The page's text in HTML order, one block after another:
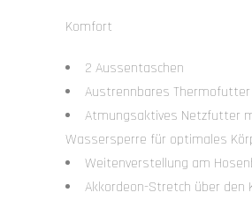
Komfort
2 Aussentaschen
Austrennbares Thermofutter
Atmungsaktives Netzfutter
Wassersperre für optimales
Weitenverstellung am
Akkordeon-Stretch über den